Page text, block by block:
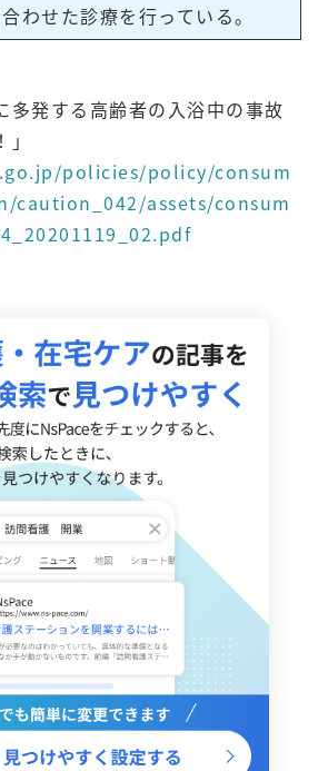
わせた診療を行っている。
多発する高齢者の入浴中の事故
policies/policy/consum
caution_042/assets/consum